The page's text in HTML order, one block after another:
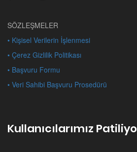
SÖZLEŞMELER
• Kişisel Verilerin İşlenmesi
• Çerez Gizlilik Politikası
• Başvuru Formu
• Veri Sahibi Başvuru Prosedürü
Kullanıcılarımız Patiliyo